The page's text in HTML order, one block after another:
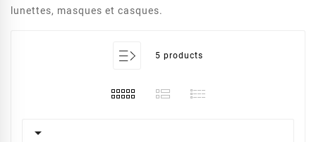
lunettes, masques et casques.
5 products
